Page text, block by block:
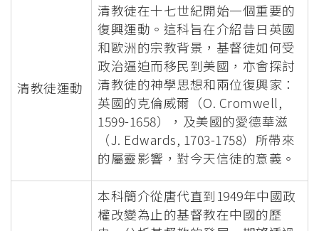
清教徒運動
清教徒在十七世紀開始一個重要的
復興運動。這科旨在介紹昔日英國
和歐洲的宗教背景，基督徒如何受
政治逼迫而移民到美國，亦會探討
清教徒的神學思想和兩位復興家：
英國的克倫威爾（O. Cromwell,
1599-1658），及美國的愛德華滋
（J. Edwards, 1703-1758）所帶來
的屬靈影響，對今天信徒的意義。
本科簡介從唐代直到1949年中國政
權改變為止的基督教在中國的歷